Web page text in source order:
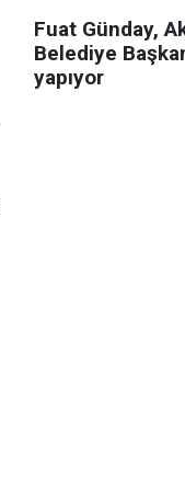
Fuat Günday,
Belediye
yapıyor